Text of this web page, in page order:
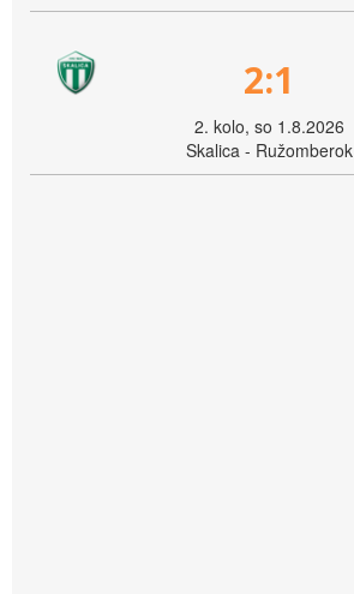
2:1
2. kolo, so 1.8.2026
Skalica - Ružomberok